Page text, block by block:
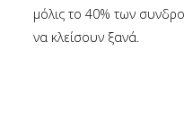
μόλις το 40% των
να κλείσουν ξανά.